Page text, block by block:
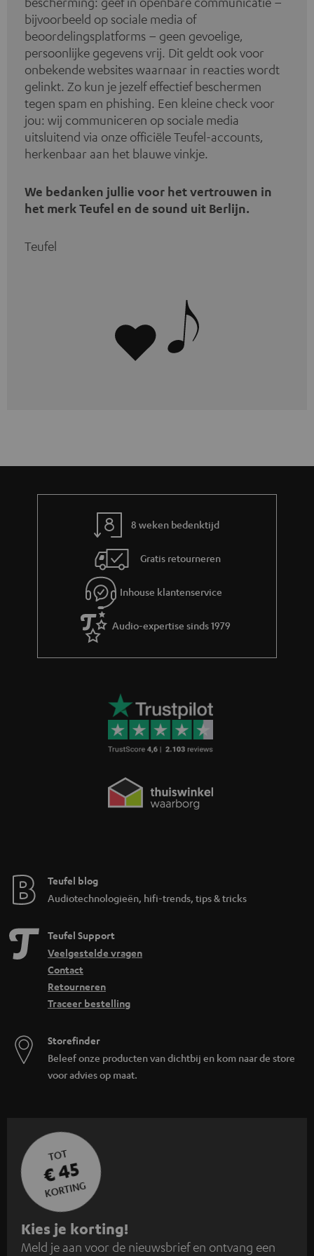
bijvoorbeeld op sociale media of
beoordelingsplatforms – geen gevoelige,
persoonlijke gegevens vrij. Dit geldt ook voor
onbekende websites waarnaar in reacties wordt
gelinkt. Zo kun je jezelf effectief beschermen
tegen spam en phishing. Een kleine check voor
jou: wij communiceren op sociale media
uitsluitend via onze officiële Teufel-accounts,
herkenbaar aan het blauwe vinkje.
We bedanken jullie voor het vertrouwen in
het merk Teufel en de sound uit Berlijn.
Teufel
8 weken bedenktijd
Gratis retourneren
Inhouse klantenservice
Audio-expertise sinds 1979
Teufel blog
Audiotechnologieën, hifi-trends, tips & tricks
Teufel Support
Veelgestelde vragen
Contact
Retourneren
Traceer bestelling
Storefinder
Beleef onze producten van dichtbij en kom naar de store
voor advies op maat.
TOT
€ 45
KORTING
A
a
Kies je korting!
Meld je aan voor de nieuwsbrief en ontvang een